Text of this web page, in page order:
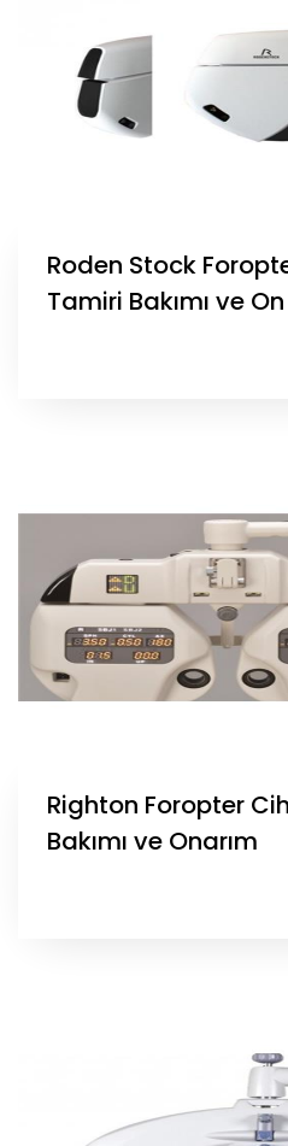
Roden Stock
Tamiri Bakımı ve On
Righton Foropter
Bakımı ve Onarım